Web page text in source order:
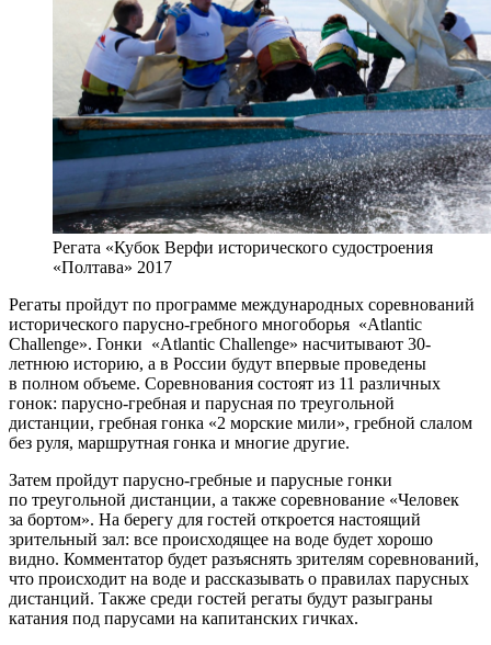
Регата «Кубок Верфи исторического судостроения
«Полтава» 2017
Регаты пройдут по программе международных соревнований
исторического парусно-гребного многоборья «Atlantic
Challenge». Гонки «Atlantic Challenge» насчитывают 30-
летнюю историю, а в России будут впервые проведены
в полном объеме. Соревнования состоят из 11 различных
гонок: парусно-гребная и парусная по треугольной
дистанции, гребная гонка «2 морские мили», гребной слалом
без руля, маршрутная гонка и многие другие.
Затем пройдут парусно-гребные и парусные гонки
по треугольной дистанции, а также соревнование «Человек
за бортом». На берегу для гостей откроется настоящий
зрительный зал: все происходящее на воде будет хорошо
видно. Комментатор будет разъяснять зрителям соревнований,
что происходит на воде и рассказывать о правилах парусных
дистанций. Также среди гостей регаты будут разыграны
катания под парусами на капитанских гичках.